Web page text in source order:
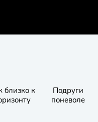
близко к
Подруги
поневоле